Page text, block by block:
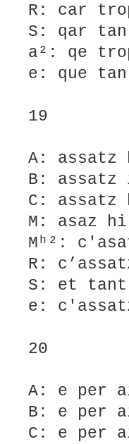
R: car
S: qar
a²: qe
e: que
19
A: assatz
B: assatz
C: assatz
M: asaz
Mʰ²:
R:
S: et tant
e:
20
A: e per
B: e per
C: e per